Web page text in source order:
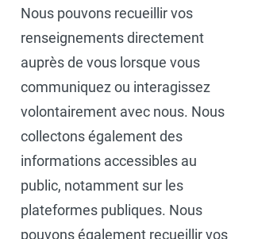
Nous pouvons recueillir vos
renseignements directement
auprès de vous lorsque vous
communiquez ou interagissez
volontairement avec nous. Nous
collectons également des
informations accessibles au
public, notamment sur les
plateformes publiques. Nous
pouvons également recueillir vos